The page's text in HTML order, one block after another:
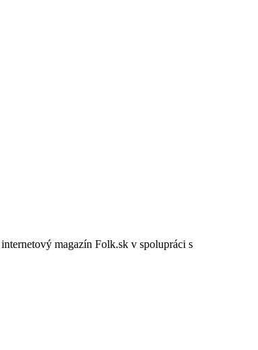
magazín Folk.sk v spolupráci s